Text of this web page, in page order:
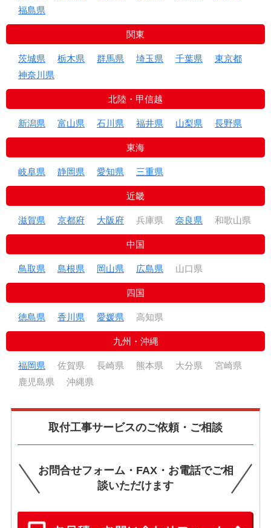
福島県
関東
茨城県 栃木県 群馬県 埼玉県 千葉県
東京都
神奈川県
北陸・甲信越
新潟県 富山県 石川県 福井県 山梨県 長野県
東海
岐阜県 静岡県 愛知県 三重県
近畿
滋賀県 京都府 大阪府 兵庫県 奈良県 和歌山県
中国
鳥取県 島根県 岡山県 広島県 山口県
四国
徳島県 香川県 愛媛県 高知県
九州・沖縄
福岡県 佐賀県 長崎県 熊本県 大分県
宮崎県
鹿児島県
沖縄県
取付工事サービスのご依頼・ご相談
お問合せフォーム・FAX・お電話でご相
談いただけます